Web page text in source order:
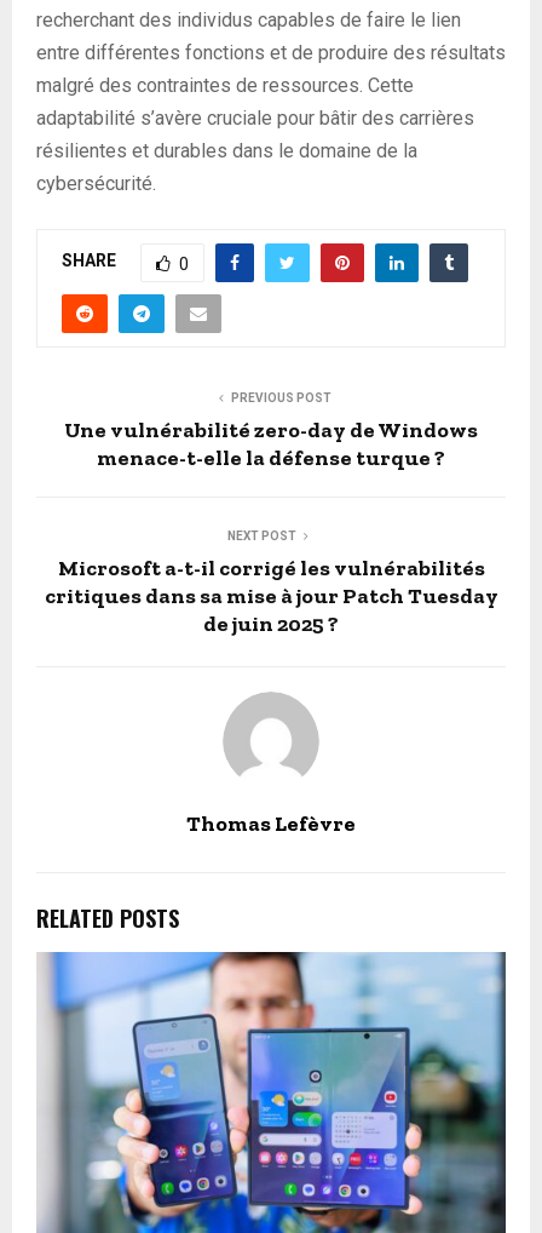
recherchant des individus capables de faire le lien
entre différentes fonctions et de produire des résultats
malgré des contraintes de ressources. Cette
adaptabilité s’avère cruciale pour bâtir des carrières
résilientes et durables dans le domaine de la
cybersécurité.
SHARE 0
PREVIOUS POST
Une vulnérabilité zero-day de Windows
menace-t-elle la défense turque ?
NEXT POST
Microsoft a-t-il corrigé les vulnérabilités
critiques dans sa mise à jour Patch Tuesday
de juin 2025 ?
Thomas Lefèvre
RELATED POSTS